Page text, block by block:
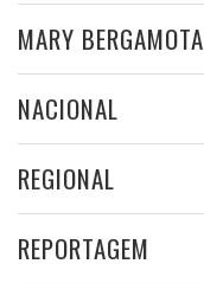
MARY BERGAMOTA
NACIONAL
REGIONAL
REPORTAGEM